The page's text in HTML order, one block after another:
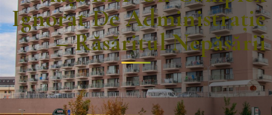
Ignorat De Administrație
– Răsăritul Nepăsării